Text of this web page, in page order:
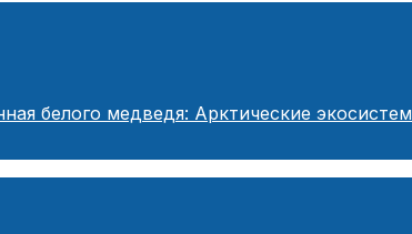
белого медведя: Арктические